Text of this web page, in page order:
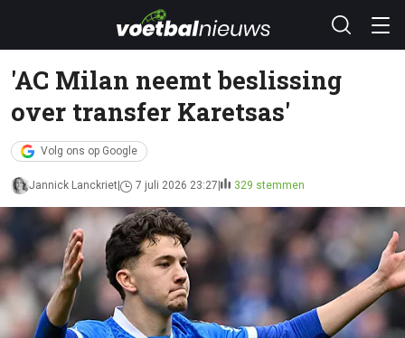
'AC Milan neemt beslissing
over transfer Karetsas'
Volg ons op Google
Jannick Lanckriet 7 juli 2026 23:27 329 stemmen